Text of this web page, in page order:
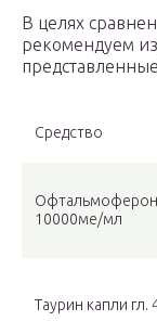
В целях
рекомендуем
Средство
Офтальмоферон
10000ме/мл
Таурин капли гл.